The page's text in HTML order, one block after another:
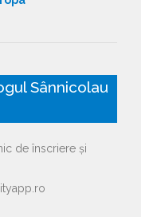
Sânnicolau
de înscriere și